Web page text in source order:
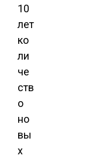
10
лет
ко
ли
че
ств
о
но
вы
х